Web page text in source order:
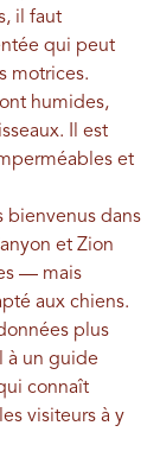
il faut
qui peut
motrices.
humides,
Il est
et
bienvenus dans
et Zion
— mais
aux chiens.
plus
à un guide
connaît
visiteurs à y